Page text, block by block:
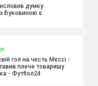
думку:
з Буковиною є
гол на честь Мессі -
плече товаришу
- Футбол24